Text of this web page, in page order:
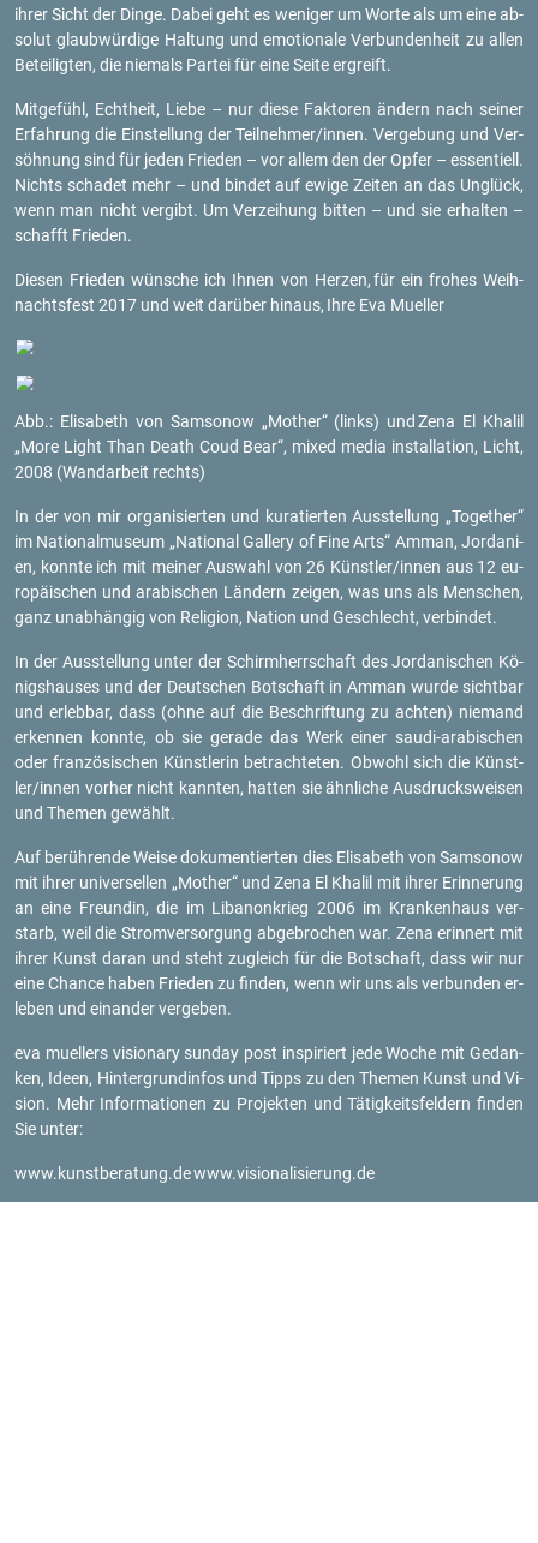
ihrer Sicht der Dinge. Dabei geht es we­ni­ger um Worte als um eine ab­
so­lut glaub­wür­di­ge Hal­tung und emo­tio­na­le Ver­bun­den­heit zu allen
Be­tei­lig­ten, die nie­mals Par­tei für eine Seite er­greift.
Mit­ge­fühl, Echt­heit, Liebe – nur diese Fak­to­ren än­dern nach sei­ner
Er­fah­rung die Ein­stel­lung der Teil­neh­mer/innen. Ver­ge­bung und Ver­
söh­nung sind für jeden Frie­den – vor allem den der Opfer – es­sen­ti­ell.
Nichts scha­det mehr – und bin­det auf ewige Zei­ten an das Un­glück,
wenn man nicht ver­gibt. Um Ver­zei­hung bit­ten – und sie er­hal­ten –
schafft Frie­den.
Die­sen Frie­den wün­sche ich Ihnen von Her­zen,für ein fro­hes Weih­
nachts­fest 2017 und weit dar­über hin­aus, Ihre Eva Mu­el­ler
Abb.: Eli­sa­beth von Sam­so­now „Mo­ther“ (links) und Zena El Kha­lil
„More Light Than Death Coud Bear“, mixed media in­stal­la­ti­on, Licht,
2008 (Wand­ar­beit rechts)
In der von mir or­ga­ni­sier­ten und ku­ra­tier­ten Aus­stel­lung „To­ge­ther“
im Na­tio­nal­mu­se­um „Na­tio­nal Gal­le­ry of Fine Arts“ Amman, Jor­da­ni­
en, konn­te ich mit mei­ner Aus­wahl von 26 Künst­ler/innen aus 12 eu­
ro­päi­schen und ara­bi­schen Län­dern zei­gen, was uns als Men­schen,
ganz un­ab­hän­gig von Re­li­gi­on, Na­ti­on und Ge­schlecht, ver­bin­det.
In der Aus­stel­lung unter der Schirm­herr­schaft des Jor­da­ni­schen Kö­
nigs­hau­ses und der Deut­schen Bot­schaft in Amman wurde sicht­bar
und er­leb­bar, dass (ohne auf die Be­schrif­tung zu ach­ten) nie­mand
er­ken­nen konn­te, ob sie ge­ra­de das Werk einer sau­di-ara­bi­schen
oder fran­zö­si­schen Künst­le­rin be­trach­te­ten. Ob­wohl sich die Künst­
ler/innen vor­her nicht kann­ten, hat­ten sie ähn­li­che Aus­drucks­wei­sen
und The­men ge­wählt.
Auf be­rüh­ren­de Weise do­ku­men­tier­ten dies Eli­sa­beth von Sam­so­now
mit ihrer uni­ver­sel­len „Mo­ther“ und Zena El Kha­lil mit ihrer Er­in­ne­rung
an eine Freun­din, die im Li­ba­non­krieg 2006 im Kran­ken­haus ver­
starb, weil die Strom­ver­sor­gung ab­ge­bro­chen war. Zena er­in­nert mit
ihrer Kunst daran und steht zu­gleich für die Bot­schaft, dass wir nur
eine Chan­ce haben Frie­den zu fin­den, wenn wir uns als ver­bun­den er­
le­ben und ein­an­der ver­ge­ben.
eva mu­el­lers vi­sio­na­ry sun­day post in­spi­riert jede Woche mit Ge­dan­
ken, Ideen, Hin­ter­grund­in­fos und Tipps zu den The­men Kunst und Vi­
si­on. Mehr In­for­ma­tio­nen zu Pro­jek­ten und Tä­tig­keits­fel­dern fin­den
Sie unter:
www.​kun​stbe​ratu​ng.​dewww.​vis​iona​lisi​erun​g.​de